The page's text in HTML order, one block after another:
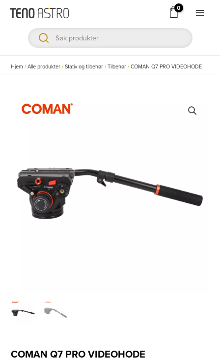
Hopp
innholdet
Hjem /Alle produkter /Stativ og tilbehør /Tilbehør /COMAN Q7 PRO VIDEOHODE
COMAN Q7 PRO VIDEOHODE